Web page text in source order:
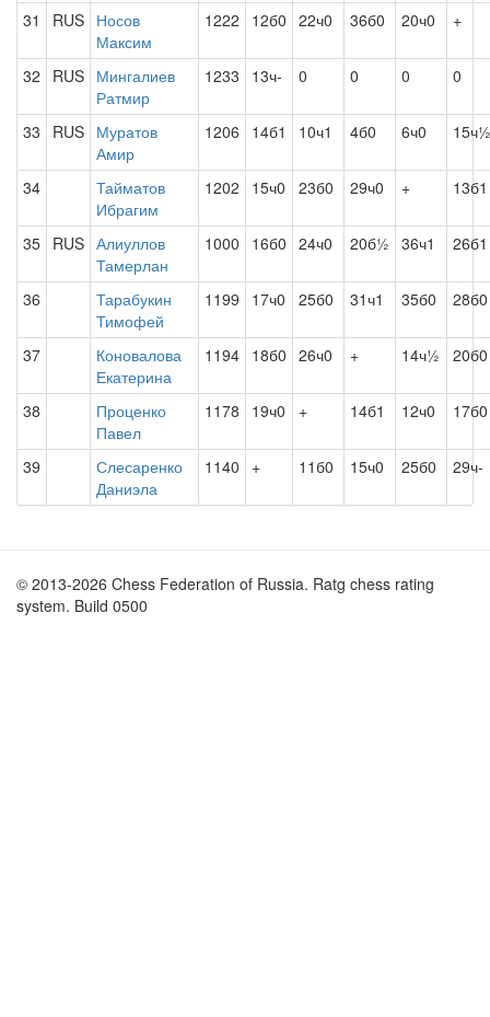
31 RUS Носов
Максим
1222 12б0 22ч0 36б0 20ч0 +
32 RUS Мингалиев
Ратмир
1233 13ч- 0 0 0 0
33 RUS Муратов
Амир
1206 14б1 10ч1 4б0 6ч0 15ч½
34
Тайматов
Ибрагим
1202 15ч0 23б0 29ч0 + 13б1
35 RUS Алиуллов
Тамерлан
1000 16б0 24ч0 20б½ 36ч1 26б1
36
Тарабукин
Тимофей
1199 17ч0 25б0 31ч1 35б0 28б0
37
Коновалова
Екатерина
1194 18б0 26ч0 + 14ч½ 20б0
38
Проценко
Павел
1178 19ч0 + 14б1 12ч0 17б0
39
Слесаренко
Даниэла
1140 + 11б0 15ч0 25б0 29ч-
© 2013-2026 Chess Federation of Russia. Ratg chess rating
system. Build 0500